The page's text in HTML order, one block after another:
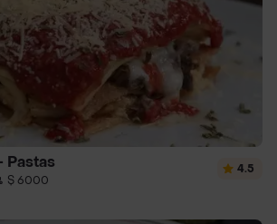
Pastas
$ 6000
4.5